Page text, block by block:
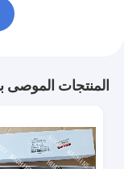
المنتجات الموصى